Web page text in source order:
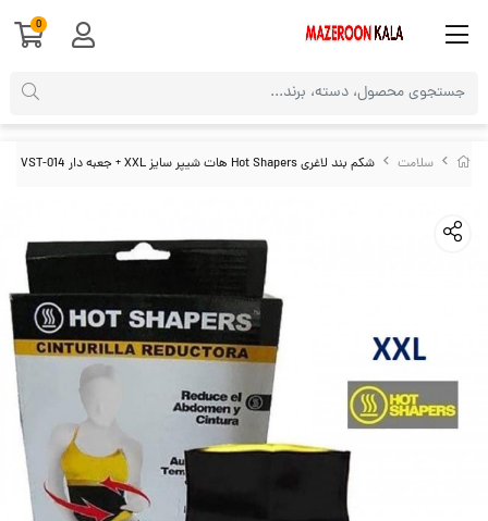
سلامت شکم بند لاغری Hot Shapers هات شیپر سایز XXL + جعبه دار VST-014
0